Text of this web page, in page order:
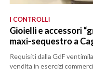
I CONTROLLI
Gioielli e accessori
maxi-sequestro a
Requisiti dalla GdF
vendita in esercizi